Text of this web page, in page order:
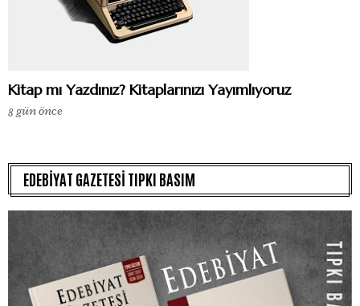
Kitap mı Yazdınız? Kitaplarınızı Yayımlıyoruz
8 gün önce
EDEBİYAT GAZETESİ TIPKI BASIM